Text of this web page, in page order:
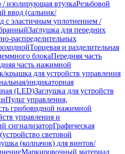
изолирующая втулкаРезьбовой
ввод (сальник/
с эластичным уплотнением /
Заглушка для передних
распределительных
Торцевая и разделительная
блокаПередняя часть
часть нажимной
крышка для устройств управления
индикаторная
(LED)Заглушка для устройств
Пульт управления,
грибовидной нажимной
управления и
сигнализаторГрафическая
световой
(колпачок) для винтов/
Маркировочный материал